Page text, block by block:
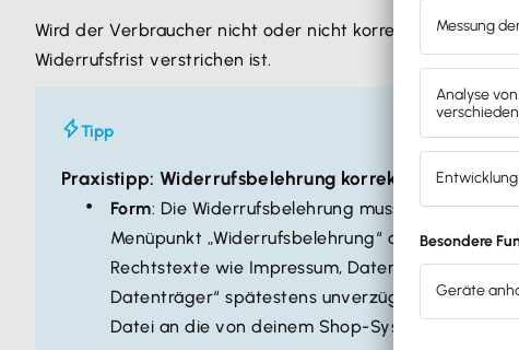
Wird der Verbraucher nicht oder nicht korrekt über das
Widerrufsfrist verstrichen ist.
Tipp
Praxistipp: Widerrufsbelehrung korrekt gestalten
Form: Die Widerrufsbelehrung muss zum einen
Menüpunkt „Widerrufsbelehrung“ o.ä. Diesen
Rechtstexte wie Impressum,
Datenträger“ spätestens unverzüglich nach
Datei an die von deinem Shop-System